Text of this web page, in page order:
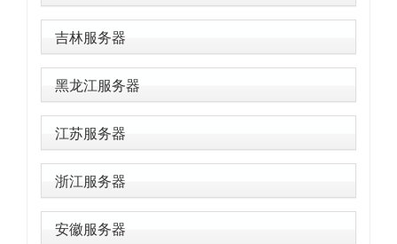
吉林服务器
黑龙江服务器
江苏服务器
浙江服务器
安徽服务器